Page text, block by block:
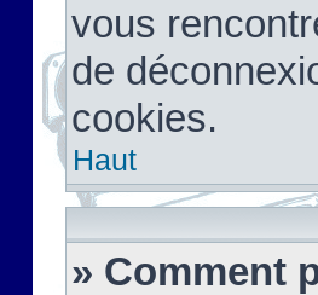
vous
de
cookies.
Haut
» Comment